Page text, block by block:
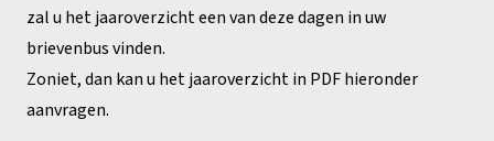
zal u het jaaroverzicht een van deze dagen in uw
brievenbus vinden.
Zoniet, dan kan u het jaaroverzicht in PDF hieronder
aanvragen.